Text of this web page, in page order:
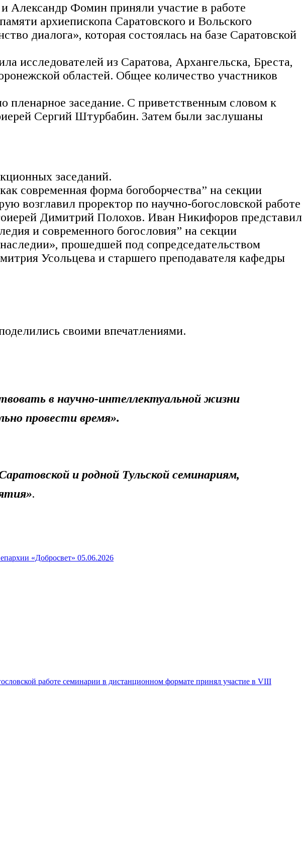
Александр Фомин приняли участие в работе
архиепископа Саратовского и Вольского
диалога», которая состоялась на базе Саратовской
исследователей из Саратова, Архангельска, Бреста,
областей. Общее количество участников
заседание. С приветственным словом к
Сергий Штурбабин. Затем были заслушаны
заседаний.
современная форма богоборчества” на секции
возглавил проректор по научно-богословской работе
Димитрий Полохов. Иван Никифоров представил
и современного богословия” на секции
прошедшей под сопредседательством
Усольцева и старшего преподавателя кафедры
своими впечатлениями.
в научно-интеллектуальной жизни
провести время».
и родной Тульской семинариям,
.
«Добросвет» 05.06.2026
работе семинарии в дистанционном формате принял участие в VIII